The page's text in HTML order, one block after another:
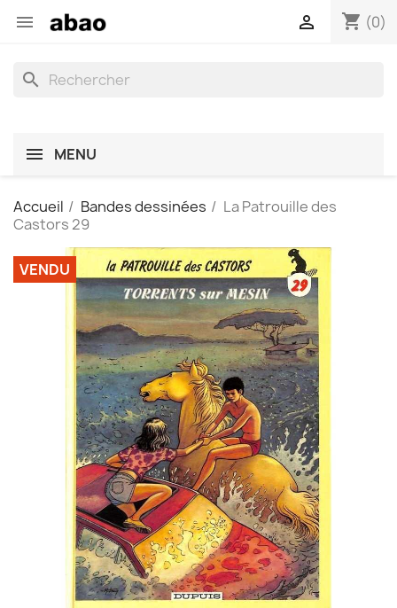
 shopping_cart (0)

search
MENU
Accueil Bandes dessinées
La Patrouille des
Castors 29
VENDU